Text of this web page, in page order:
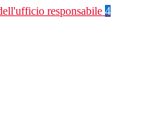
responsabile 4